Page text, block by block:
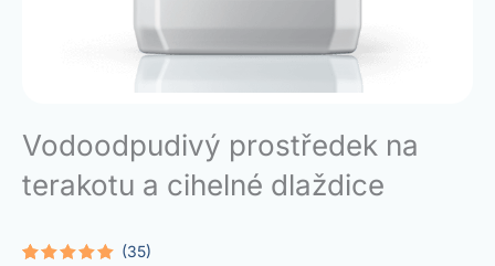
Vodoodpudivý prostředek na
terakotu a cihelné dlaždice
(35)